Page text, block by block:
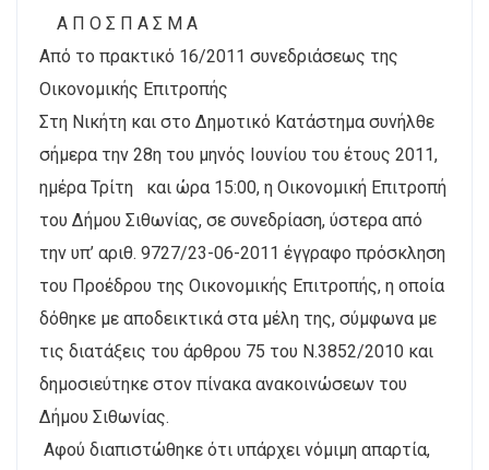
A Π Ο Σ Π Α Σ Μ Α
Από το πρακτικό 16/2011 συνεδριάσεως της
Οικονομικής Επιτροπής
Στη Νικήτη και στο Δημοτικό Κατάστημα συνήλθε
σήμερα την 28η του μηνός Ιουνίου του έτους 2011,
ημέρα Τρίτη και ώρα 15:00, η Οικονομική Επιτροπή
του Δήμου Σιθωνίας, σε συνεδρίαση, ύστερα από
την υπ’ αριθ. 9727/23-06-2011 έγγραφο πρόσκληση
του Προέδρου της Οικονομικής Επιτροπής, η οποία
δόθηκε με αποδεικτικά στα μέλη της, σύμφωνα με
τις διατάξεις του άρθρου 75 του Ν.3852/2010 και
δημοσιεύτηκε στον πίνακα ανακοινώσεων του
Δήμου Σιθωνίας.
Αφού διαπιστώθηκε ότι υπάρχει νόμιμη απαρτία,